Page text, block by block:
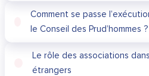
Comment se passe
le Conseil des Prud’hommes ?
Le rôle des associations
étrangers